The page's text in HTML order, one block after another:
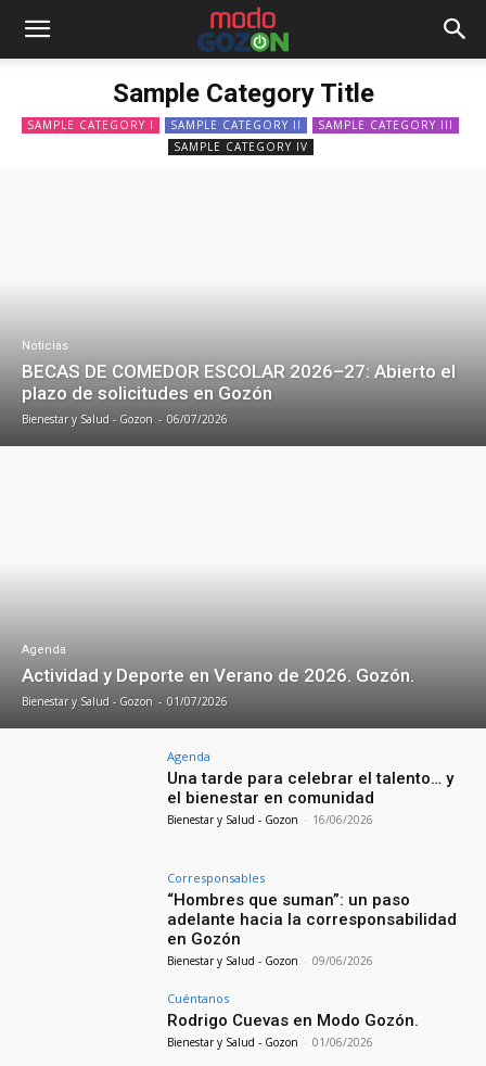
Sample Category Title
SAMPLE CATEGORY I SAMPLE CATEGORY II
SAMPLE CATEGORY III
SAMPLE CATEGORY IV
Noticias
BECAS DE COMEDOR ESCOLAR 2026–27: Abierto el
plazo de solicitudes en Gozón
Bienestar y Salud - Gozon - 06/07/2026
Agenda
Actividad y Deporte en Verano de 2026. Gozón.
Bienestar y Salud - Gozon - 01/07/2026
Agenda
Una tarde para celebrar el talento… y
el bienestar en comunidad
Bienestar y Salud - Gozon - 16/06/2026
Corresponsables
“Hombres que suman”: un paso
adelante hacia la corresponsabilidad
en Gozón
Bienestar y Salud - Gozon - 09/06/2026
Cuéntanos
Rodrigo Cuevas en Modo Gozón.
Bienestar y Salud - Gozon - 01/06/2026